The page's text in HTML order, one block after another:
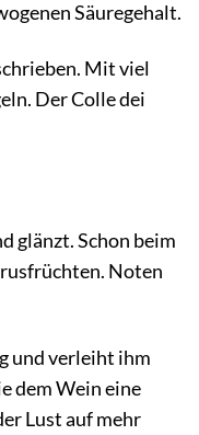
Säuregehalt.
Mit viel
Der Colle dei
glänzt. Schon beim
Noten
und verleiht ihm
dem Wein eine
Lust auf mehr